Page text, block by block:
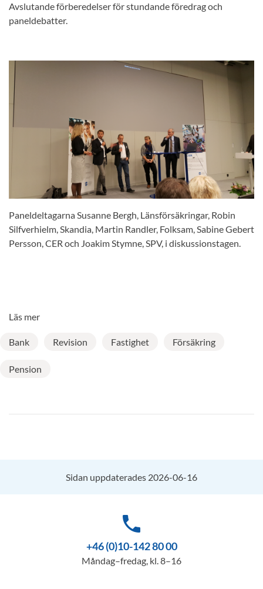
Avslutande förberedelser för stundande föredrag och
paneldebatter.
Paneldeltagarna Susanne Bergh, Länsförsäkringar, Robin
Silfverhielm, Skandia, Martin Randler, Folksam, Sabine Gebert
Persson, CER och Joakim Stymne, SPV, i diskussionstagen.
Läs mer
Bank Revision Fastighet Försäkring
Pension
Sidan uppdaterades 2026-06-16
phone
+46 (0)10-142 80 00
Måndag–fredag, kl. 8–16